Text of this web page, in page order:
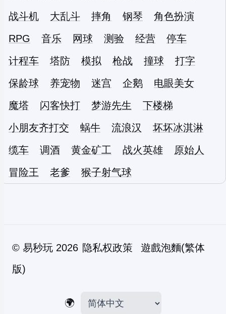
战斗机
大乱斗 摔角 钢琴
角色扮演
RPG
音乐 网球 测验 经营
停车
计程车
塔防 模拟 枪战 撞球
打字
保龄球
养宠物 迷宫 企鹅
电眼美女
魔塔
闪客快打 梦游先生
下楼梯
小朋友齐打交
蜗牛 流浪汉
坏坏冰淇淋
缆车
调酒 黄金矿工 战火英雄
原始人
冒险王
老爹 猴子射气球
© 易秒玩 2026 隐私权政策
遊戲泡麵(繁体
版)
🌍